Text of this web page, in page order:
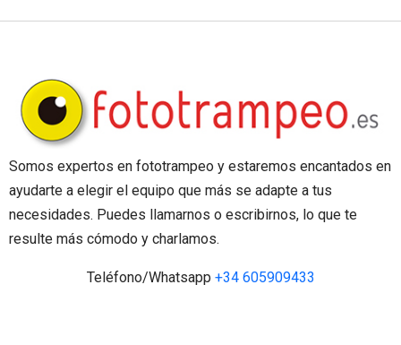
Somos expertos en fototrampeo y estaremos encantados en
ayudarte a elegir el equipo que más se adapte a tus
necesidades. Puedes llamarnos o escribirnos, lo que te
resulte más cómodo y charlamos.
Teléfono/Whatsapp +34 605909433